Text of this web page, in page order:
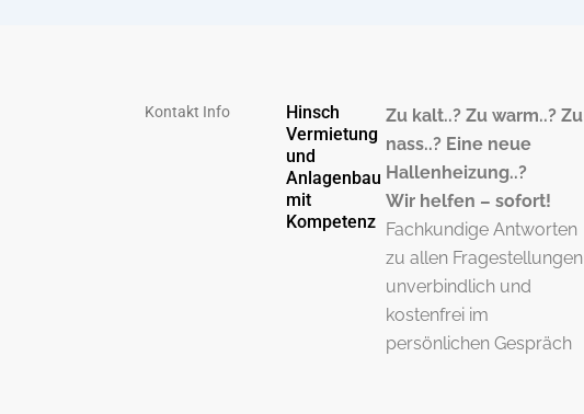
Kontakt Info
Hinsch
Vermietung
und
Anlagenbau
mit
Kompetenz
Zu kalt..? Zu warm..? Zu
nass..? Eine neue
Hallenheizung..?
Wir helfen – sofort!
Fachkundige Antworten
zu allen Fragestellungen
unverbindlich und
kostenfrei im
persönlichen Gespräch